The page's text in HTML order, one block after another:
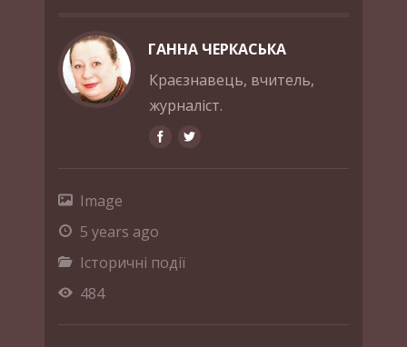
ГАННА ЧЕРКАСЬКА
Краєзнавець, вчитель,
журналіст.
Image
5 years ago
Історичні події
484